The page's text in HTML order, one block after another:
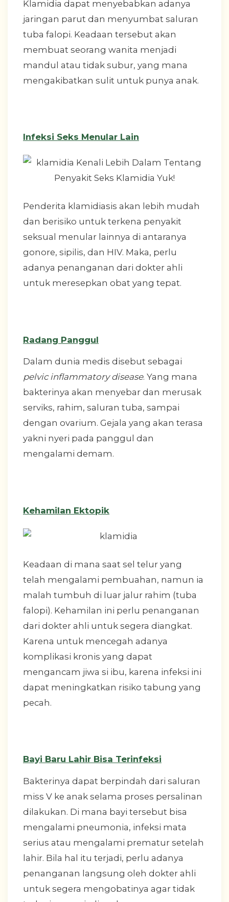
Klamidia dapat menyebabkan adanya
jaringan parut dan menyumbat saluran
tuba falopi. Keadaan tersebut akan
membuat seorang wanita menjadi
mandul atau tidak subur, yang mana
mengakibatkan sulit untuk punya anak.
Infeksi Seks Menular Lain
Penderita klamidiasis akan lebih mudah
dan berisiko untuk terkena penyakit
seksual menular lainnya di antaranya
gonore, sipilis, dan HIV. Maka, perlu
adanya penanganan dari dokter ahli
untuk meresepkan obat yang tepat.
Radang Panggul
Dalam dunia medis disebut sebagai
pelvic inflammatory disease. Yang mana
bakterinya akan menyebar dan merusak
serviks, rahim, saluran tuba, sampai
dengan ovarium. Gejala yang akan terasa
yakni nyeri pada panggul dan
mengalami demam.
Kehamilan Ektopik
Keadaan di mana saat sel telur yang
telah mengalami pembuahan, namun ia
malah tumbuh di luar jalur rahim (tuba
falopi). Kehamilan ini perlu penanganan
dari dokter ahli untuk segera diangkat.
Karena untuk mencegah adanya
komplikasi kronis yang dapat
mengancam jiwa si ibu, karena infeksi ini
dapat meningkatkan risiko tabung yang
pecah.
Bayi Baru Lahir Bisa Terinfeksi
Bakterinya dapat berpindah dari saluran
miss V ke anak selama proses persalinan
dilakukan. Di mana bayi tersebut bisa
mengalami pneumonia, infeksi mata
serius atau mengalami prematur setelah
lahir. Bila hal itu terjadi, perlu adanya
penanganan langsung oleh dokter ahli
untuk segera mengobatinya agar tidak